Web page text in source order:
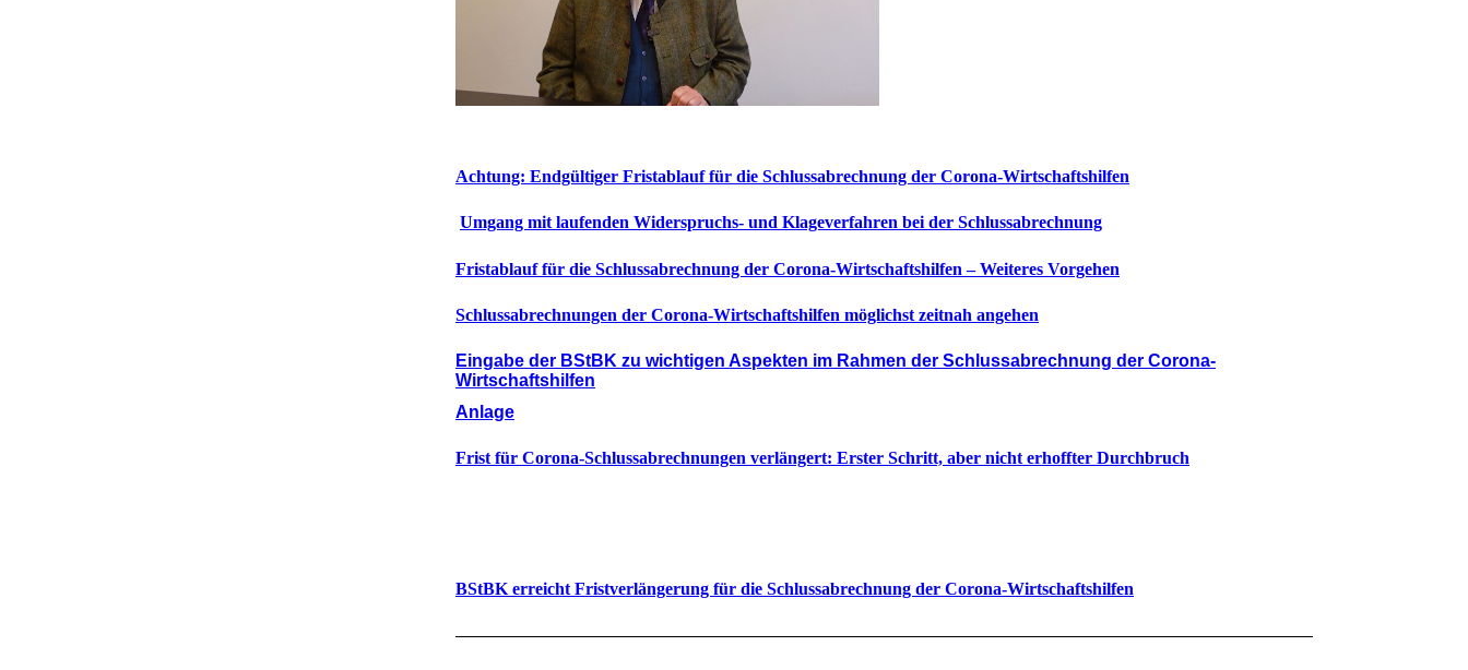
Achtung: Endgültiger Fristablauf für die Schlussabrechnung der Corona-Wirtschaftshilfen
Umgang mit laufenden Widerspruchs- und Klageverfahren bei der Schlussabrechnung
Fristablauf für die Schlussabrechnung der Corona-Wirtschaftshilfen – Weiteres Vorgehen
Schlussabrechnungen der Corona-Wirtschaftshilfen möglichst zeitnah angehen
Eingabe der BStBK zu wichtigen Aspekten im Rahmen der Schlussabrechnung der Corona-
Wirtschaftshilfen
Anlage
Frist für Corona-Schlussabrechnungen verlängert: Erster Schritt, aber nicht erhoffter Durchbruch
BStBK erreicht Fristverlängerung für die Schlussabrechnung der Corona-Wirtschaftshilfen